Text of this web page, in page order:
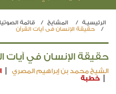
الرئيسيـة المشايخ
قائمة
حقيقة الإنسان في آيات القرآن
حقيقة الإنسان في آيات
الشيخ محمد بن إبراهيم المصري
خطبة